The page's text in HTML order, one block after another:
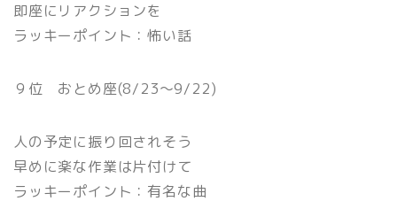
即座にリアクションを
ラッキーポイント：怖い話
９位 おとめ座(8/23〜9/22)
人の予定に振り回されそう
早めに楽な作業は片付けて
ラッキーポイント：有名な曲